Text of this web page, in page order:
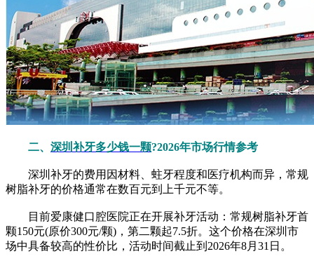
二、 深圳补牙多少钱一颗?2026年市场行情参考
深圳补牙的费用因材料、蛀牙程度和医疗机构而异，常规
树脂补牙的价格通常在数百元到上千元不等。
目前爱康健口腔医院正在开展补牙活动：常规树脂补牙首
颗150元(原价300元/颗)，第二颗起7.5折。这个价格在深圳市
场中具备较高的性价比，活动时间截止到2026年8月31日。